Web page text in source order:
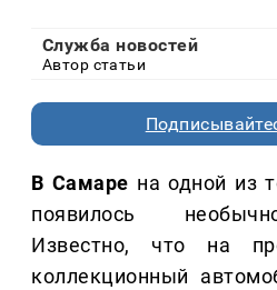
Служба новостей
Автор статьи
В Самаре на одной из
появилось
Известно, что на
коллекционный